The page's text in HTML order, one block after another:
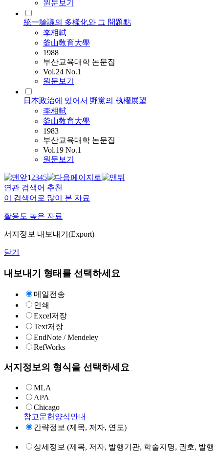
원문보기
統一論議의 多樣化와 그 問題點
李相軾
釜山敎育大學
1988
부산교육대학 논문집
Vol.24 No.1
원문보기
日本政治에 있어서 野黨의 執權展望
李相軾
釜山敎育大學
1983
부산교육대학 논문집
Vol.19 No.1
원문보기
12345
연관 검색어 추천
이 검색어로 많이 본 자료
활용도 높은 자료
서지정보 내보내기(Export)
닫기
내보내기 형태를 선택하세요
메일전송
인쇄
Excel저장
Text저장
EndNote / Mendeley
RefWorks
서지정보의 형식을 선택하세요
MLA
APA
Chicago
참고문헌양식안내
간략정보 (제목, 저자, 연도)
상세정보 (제목, 저자, 발행기관, 학술지명, 권호, 발행